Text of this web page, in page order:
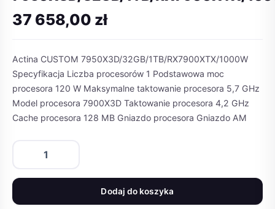
37 658,00 zł
Actina CUSTOM 7950X3D/32GB/1TB/RX7900XTX/1000W
Specyfikacja Liczba procesorów 1 Podstawowa moc
procesora 120 W Maksymalne taktowanie procesora 5,7 GHz
Model procesora 7900X3D Taktowanie procesora 4,2 GHz
Cache procesora 128 MB Gniazdo procesora Gniazdo AM
7950X3D/32GB/1TB/RX7900XTX/1000W
Dodaj do koszyka